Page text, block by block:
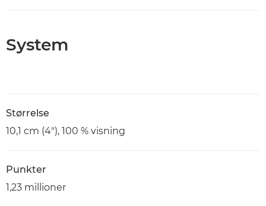
System
Størrelse
10,1 cm (4"), 100 % visning
Punkter
1,23 millioner